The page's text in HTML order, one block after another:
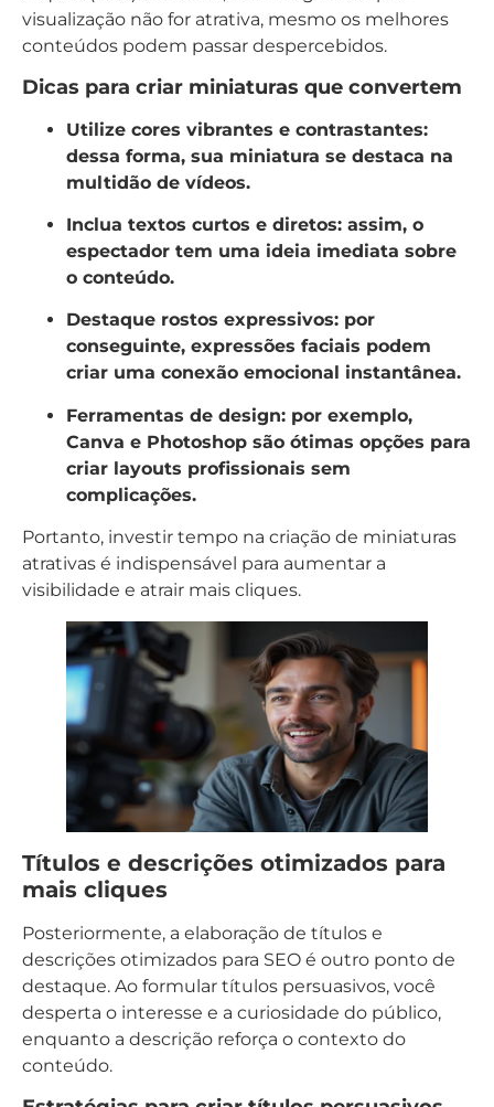
visualização não for atrativa, mesmo os melhores
conteúdos podem passar despercebidos.
Dicas para criar miniaturas que convertem
Utilize cores vibrantes e contrastantes:
dessa forma, sua miniatura se destaca na
multidão de vídeos.
Inclua textos curtos e diretos: assim, o
espectador tem uma ideia imediata sobre
o conteúdo.
Destaque rostos expressivos: por
conseguinte, expressões faciais podem
criar uma conexão emocional instantânea.
Ferramentas de design: por exemplo,
Canva e Photoshop são ótimas opções para
criar layouts profissionais sem
complicações.
Portanto, investir tempo na criação de miniaturas
atrativas é indispensável para aumentar a
visibilidade e atrair mais cliques.
Títulos e descrições otimizados para
mais cliques
Posteriormente, a elaboração de títulos e
descrições otimizados para SEO é outro ponto de
destaque. Ao formular títulos persuasivos, você
desperta o interesse e a curiosidade do público,
enquanto a descrição reforça o contexto do
conteúdo.